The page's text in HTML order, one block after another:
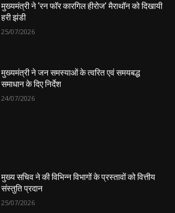
मुख्यमंत्री ने ‘रन फॉर कारगिल हीरोज’ मैराथॉन को दिखायी
हरी झंडी
25/07/2026
मुख्यमंत्री ने जन समस्याओं के त्वरित एवं समयबद्ध
समाधान के दिए निर्देश
24/07/2026
मुख्य सचिव ने की विभिन्न विभागों के प्रस्तावों को वित्तीय
संस्तुति प्रदान
25/07/2026